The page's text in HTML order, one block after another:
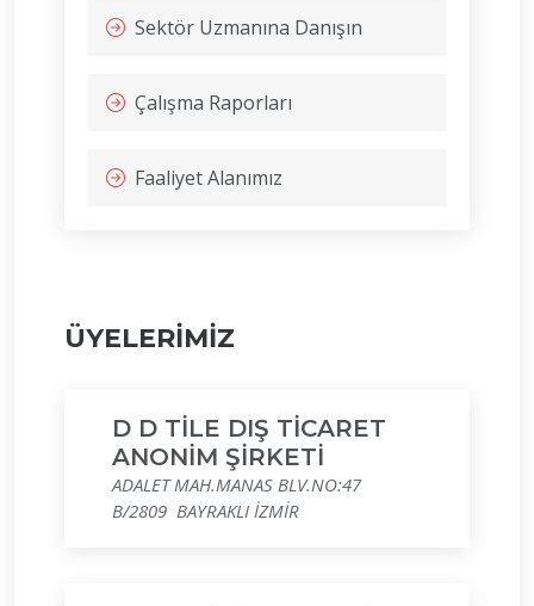
Sektör Uzmanına Danışın
Çalışma Raporları
Faaliyet Alanımız
ÜYELERİMİZ
D D TİLE DIŞ TİCARET
ANONİM ŞİRKETİ
ADALET MAH.MANAS BLV.NO:47
B/2809 BAYRAKLI İZMİR